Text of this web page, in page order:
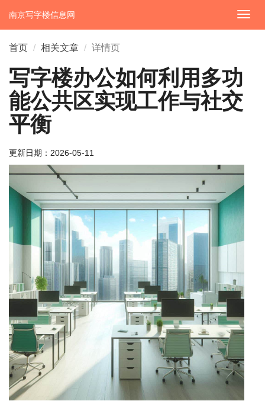
切
换
南京写字楼信息网
首页 相关文章 详情页
写字楼办公如何利用多功
能公共区实现工作与社交
平衡
更新日期： 2026-05-11